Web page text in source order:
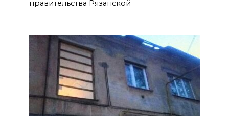
правительства Рязанской